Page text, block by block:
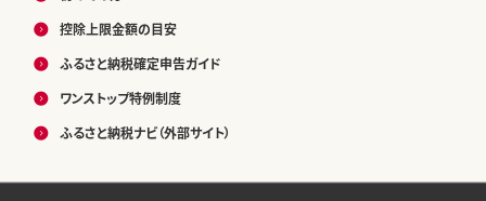
控除上限金額の目安
ふるさと納税確定申告ガイド
ワンストップ特例制度
ふるさと納税ナビ（外部サイト）